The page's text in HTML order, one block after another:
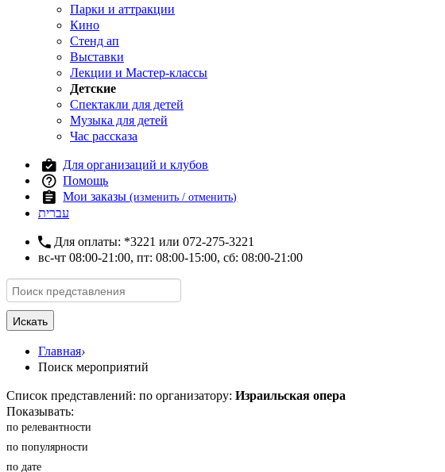
Парки и аттракции
Кино
Стенд ап
Выставки
Лекции и Мастер-классы
Детские
Спектакли для детей
Музыка для детей
Час рассказа
Для организаций и клубов
Помощь
Мои заказы(изменить / отменить)
עברית
Для оплаты: *3221 или 072-275-3221
вс-чт 08:00-21:00, пт: 08:00-15:00, сб: 08:00-21:00
Искать
Главная›
Поиск мероприятий
Список представлений: по организатору: Израильская опера
Показывать:
по релевантности
по популярности
по дате